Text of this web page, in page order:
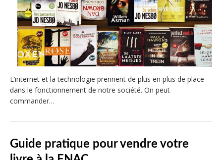
L’internet et la technologie prennent de plus en plus de place
dans le fonctionnement de notre société. On peut
commander…
Guide pratique pour vendre votre